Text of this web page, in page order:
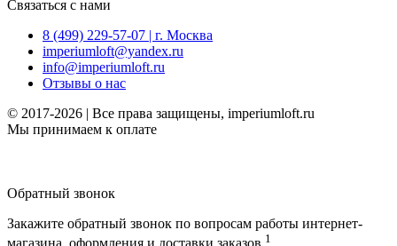
Связаться с нами
8 (499) 229-57-07 | г. Москва
imperiumloft@yandex.ru
info@imperiumloft.ru
Отзывы о нас
© 2017-2026 | Все права защищены, imperiumloft.ru
Мы принимаем к оплате
Обратный звонок
Закажите обратный звонок по вопросам работы интернет-
1